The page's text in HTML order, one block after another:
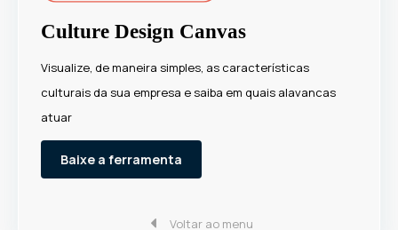
Culture Design Canvas
Visualize, de maneira simples, as características
culturais da sua empresa e saiba em quais alavancas
atuar
Baixe a ferramenta
Voltar ao menu